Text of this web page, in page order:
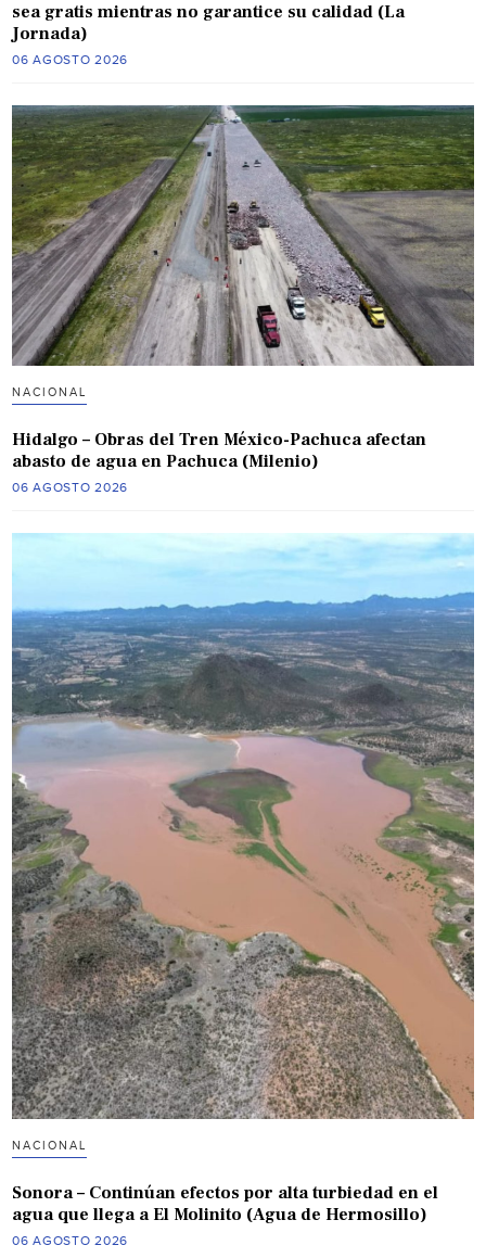
sea gratis mientras no garantice su calidad (La
Jornada)
06 AGOSTO 2026
NACIONAL
Hidalgo – Obras del Tren México-Pachuca afectan
abasto de agua en Pachuca (Milenio)
06 AGOSTO 2026
NACIONAL
Sonora – Continúan efectos por alta turbiedad en el
agua que llega a El Molinito (Agua de Hermosillo)
06 AGOSTO 2026